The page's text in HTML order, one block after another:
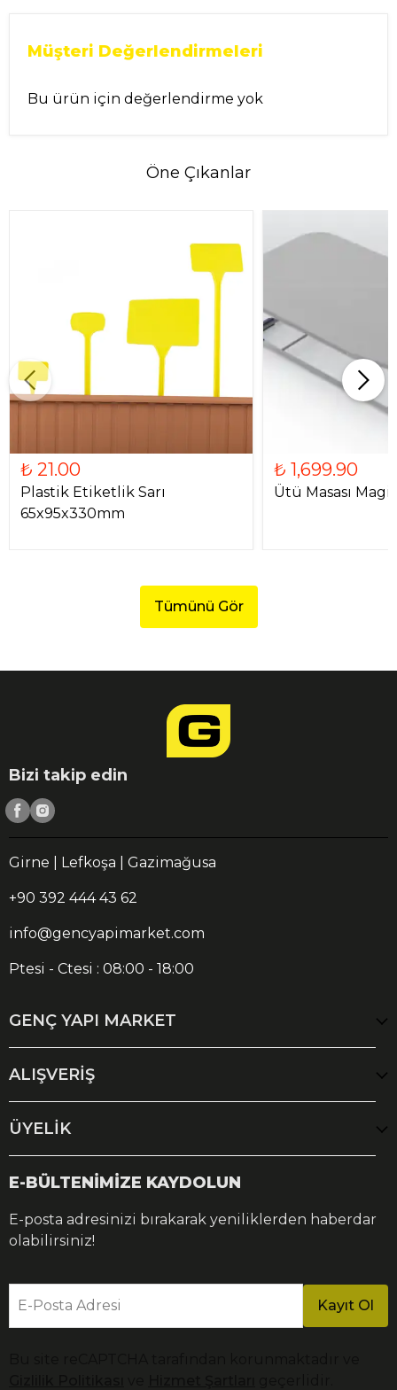
Müşteri Değerlendirmeleri
Bu ürün için değerlendirme yok
Öne Çıkanlar
₺ 21.00
Plastik Etiketlik Sarı
65x95x330mm
₺ 1,699.90
Ütü Masası
Tümünü Gör
Bizi takip edin
Girne | Lefkoşa | Gazimağusa
+90 392 444 43 62
info@gencyapimarket.com
Ptesi - Ctesi : 08:00 - 18:00
GENÇ YAPI MARKET
ALIŞVERİŞ
ÜYELİK
E-BÜLTENİMİZE KAYDOLUN
E-posta adresinizi bırakarak yeniliklerden haberdar
olabilirsiniz!
E-Posta Adresi Kayıt Ol